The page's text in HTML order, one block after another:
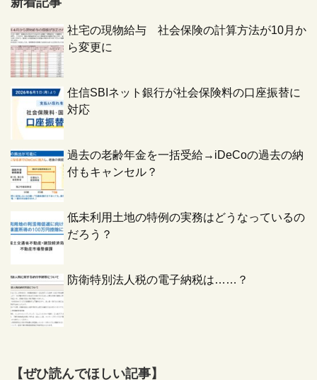
社宅の現物給与 社会保険の計算方法が10月か
ら変更に
住信SBIネット銀行が社会保険料の口座振替に
対応
過去の老齢年金を一括受給→iDeCoの過去の納
付もキャンセル？
低未利用土地の特例の実務はどうなっているの
だろう？
防衛特別法人税の電子納税は……？
【ぜひ読んでほしい記事】